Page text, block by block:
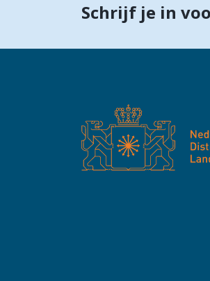
Schrijf je in